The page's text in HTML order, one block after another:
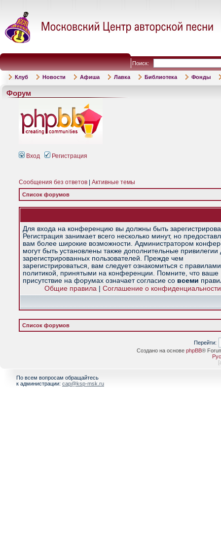
Поиск:
Клуб Новости Афиша Лавка Библиотека Фонды
Форум
Вход Регистрация
Сообщения без ответов Активные темы
Список форумов
Для входа на конференцию вы должны быть
Регистрация занимает всего несколько минут, но
вам более широкие возможности. Администратором
могут быть установлены также дополнительные привилегии
зарегистрированных пользователей. Прежде чем
зарегистрироваться, вам следует ознакомиться с
политикой, принятыми на конференции. Помните, что ваше
присутствие на форумах означает согласие со всеми
Общие правила| Соглашение о конфиденциальности
Список форумов
Перейти:
Создано на основе phpBB®
[
По всем вопросам обращайтесь
к администрации: cap@ksp-msk.ru